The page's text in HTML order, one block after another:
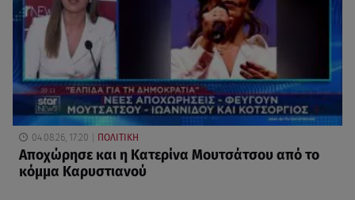
04.08.26, 17:20 ΠΟΛΙΤΙΚΗ
Αποχώρησε και η Κατερίνα Μουτσάτσου από το
κόμμα Καρυστιανού